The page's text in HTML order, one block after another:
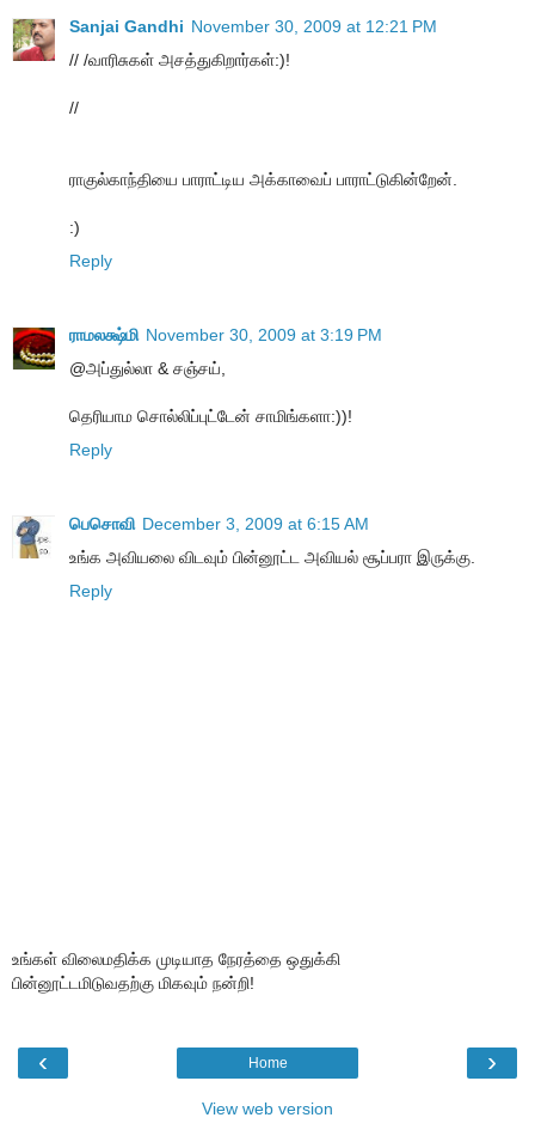
Sanjai Gandhi November 30, 2009 at 12:21 PM
// /வாரிசுகள் அசத்துகிறார்கள்:)!
//
ராகுல்காந்தியை பாராட்டிய அக்காவைப் பாராட்டுகின்றேன்.
:)
Reply
ராமலக்ஷ்மி November 30, 2009 at 3:19 PM
@அப்துல்லா & சஞ்சய்,
தெரியாம சொல்லிப்புட்டேன் சாமிங்களா:))!
Reply
பெசொவி December 3, 2009 at 6:15 AM
உங்க அவியலை விடவும் பின்னூட்ட அவியல் சூப்பரா இருக்கு.
Reply
உங்கள் விலைமதிக்க முடியாத நேரத்தை ஒதுக்கி
பின்னூட்டமிடுவதற்கு மிகவும் நன்றி!
‹ ›
Home
View web version